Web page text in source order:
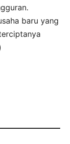
baru yang